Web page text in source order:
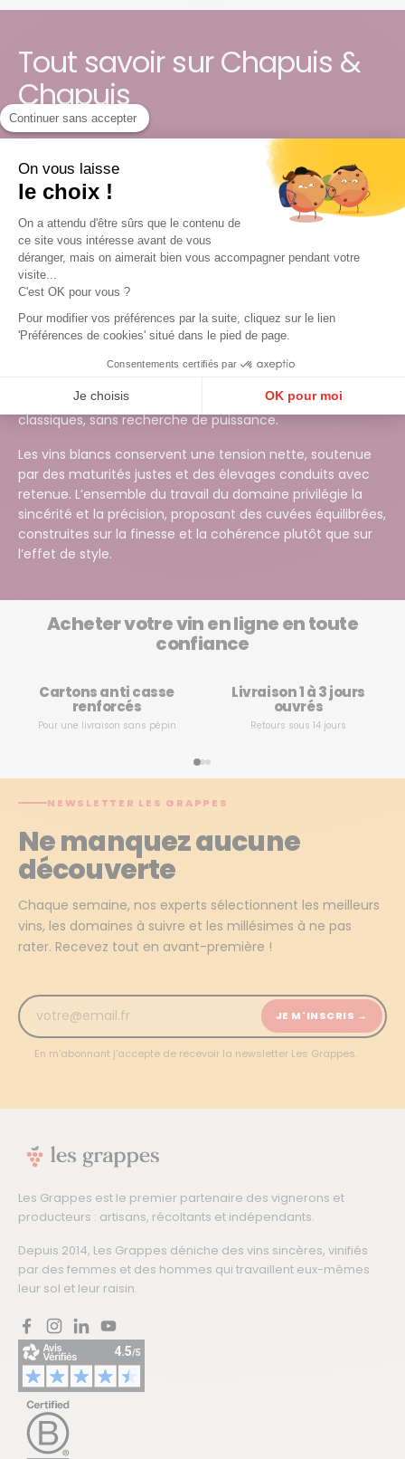
Continuer sans accepter
On vous laisse
le choix !
On a attendu d'être sûrs que le contenu de
ce site vous intéresse avant de vous
déranger, mais on aimerait bien vous accompagner pendant votre
visite...
C'est OK pour vous ?
Pour modifier vos préférences par la suite, cliquez sur le lien
'Préférences de cookies' situé dans le pied de page.
Consentements certifiés par
Je choisis OK pour moi
Axeptio consent
Plateforme de Gestion du Consentement : Personnalisez vos Options
Notre plateforme vous permet d'adapter et de gérer vos paramètres de confidentialité, en
Tout savoir sur Chapuis &
Chapuis
À Pommard, le domaine Chapuis & Chapuis, conduit par
deux frères, élabore des vins à partir de pinot noir et de
chardonnay issus de raisins locaux, provenant à la fois de
leurs propres vignes et d’un négoce rigoureusement
sélectionné. Cette double approche permet de travailler
différentes origines tout en maintenant une exigence
constante sur la qualité de la matière première.
Les vinifications reposent sur des fermentations
spontanées et des extractions délicates, avec pour
objectif de préserver la finesse des textures et la lisibilité
du fruit. Les vins rouges se distinguent par un grain fin,
marquée, rappelant des interprétations bourguignonnes
classiques, sans recherche de puissance.
Les vins blancs conservent une tension nette, soutenue
par des maturités justes et des élevages conduits avec
retenue. L’ensemble du travail du domaine privilégie la
sincérité et la précision, proposant des cuvées équilibrées,
construites sur la finesse et la cohérence plutôt que sur
l’effet de style.
Acheter votre vin en ligne en toute
confiance
Cartons anti casse
renforcés
Pour une livraison sans pépin
Livraison 1 à 3 jours
ouvrés
Retours sous 14 jours
NEWSLETTER LES GRAPPES
Ne manquez aucune
découverte
Chaque semaine, nos experts sélectionnent les meilleurs
vins, les domaines à suivre et les millésimes à ne pas
rater. Recevez tout en avant-première !
JE M'INSCRIS →
En m'abonnant j'accepte de recevoir la newsletter Les Grappes.
Les Grappes est le premier partenaire des vignerons et
producteurs : artisans, récoltants et indépendants.
Depuis 2014, Les Grappes déniche des vins sincères, vinifiés
par des femmes et des hommes qui travaillent eux-mêmes
leur sol et leur raisin.
FacebookInstagram
LinkedInYouTube